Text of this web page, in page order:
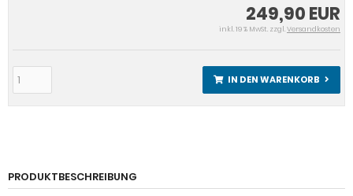
249,90 EUR
inkl. 19 % MwSt. zzgl.Versandkosten
IN DEN WARENKORB
PRODUKTBESCHREIBUNG